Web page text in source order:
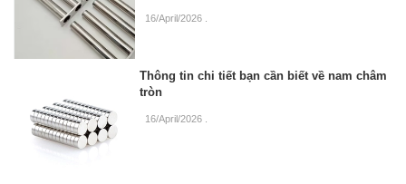
16/April/2026
Thông tin chi tiết bạn cần biết về nam châm
tròn
16/April/2026